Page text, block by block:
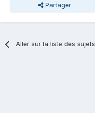
Partager
Aller sur la liste des sujets